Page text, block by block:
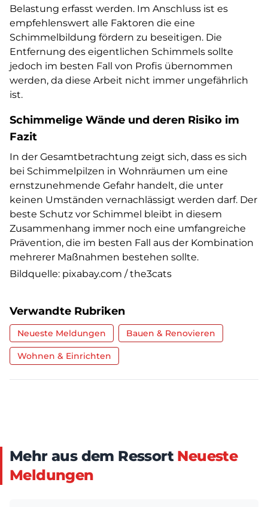
Belastung erfasst werden. Im Anschluss ist es
empfehlenswert alle Faktoren die eine
Schimmelbildung fördern zu beseitigen. Die
Entfernung des eigentlichen Schimmels sollte
jedoch im besten Fall von Profis übernommen
werden, da diese Arbeit nicht immer ungefährlich
ist.
Schimmelige Wände und deren Risiko im
Fazit
In der Gesamtbetrachtung zeigt sich, dass es sich
bei Schimmelpilzen in Wohnräumen um eine
ernstzunehmende Gefahr handelt, die unter
keinen Umständen vernachlässigt werden darf. Der
beste Schutz vor Schimmel bleibt in diesem
Zusammenhang immer noch eine umfangreiche
Prävention, die im besten Fall aus der Kombination
mehrerer Maßnahmen bestehen sollte.
Bildquelle: pixabay.com / the3cats
Verwandte Rubriken
Neueste Meldungen Bauen & Renovieren
Wohnen & Einrichten
Mehr aus dem Ressort Neueste
Meldungen